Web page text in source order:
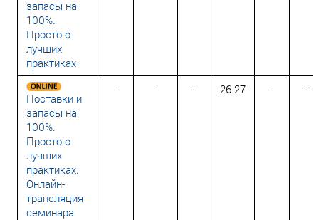
запасы на
100%.
Просто о
лучших
практиках
Поставки и
запасы на
100%.
Просто о
лучших
практиках.
Онлайн-
трансляция
семинара
- - - 26-27 - -